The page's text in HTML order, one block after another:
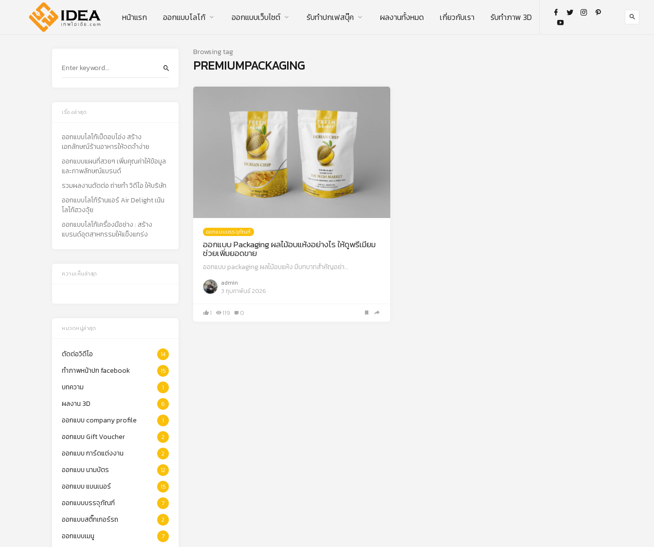
หน้าแรก ออกแบบโลโก้ ออกแบบเว็บไซต์ รับทําปกเฟสบุ๊ค ผลงานทั้งหมด เกี่ยวกับเรา รับทำภาพ 3D
Browsing tag
PREMIUMPACKAGING
ออกแบบบรรจุภัณฑ์
ออกแบบ Packaging ผลไม้อบแห้งอย่างไร ให้ดูพรีเมียม
ช่วยเพิ่มยอดขาย
ออกแบบ packaging ผลไม้อบแห้ง มีบทบาทสำคัญอย่า…
admin
3 กุมภาพันธ์ 2026
1 119 0
เรื่องล่าสุด
ออกแบบโลโก้เป็ดอบโอ่ง สร้าง
เอกลักษณ์ร้านอาหารให้จดจำง่าย
ออกแบบแผนที่สวยๆ เพิ่มคุณค่าให้ข้อมูล
และภาพลักษณ์แบรนด์
รวมผลงานตัดต่อ ถ่ายทำ วิดีโอ ให้บริษัท
ออกแบบโลโก้ร้านแอร์ Air Delight เน้น
โลโก้ฮวงจุ้ย
ออกแบบโลโก้เครื่องมือช่าง : สร้าง
แบรนด์อุตสาหกรรมให้แข็งแกร่ง
ความเห็นล่าสุด
หมวดหมู่ล่าสุด
ตัดต่อวิดีโอ 14
ทำภาพหน้าปก facebook 15
บทความ 1
ผลงาน 3D 6
ออกแบบ company profile 1
ออกแบบ Gift Voucher 2
ออกแบบ การ์ดแต่งงาน 2
ออกแบบ นามบัตร 12
ออกแบบ แบนเนอร์ 15
ออกแบบบรรจุภัณฑ์ 7
ออกแบบสติ๊กเกอร์รถ 2
ออกแบบเมนู 7